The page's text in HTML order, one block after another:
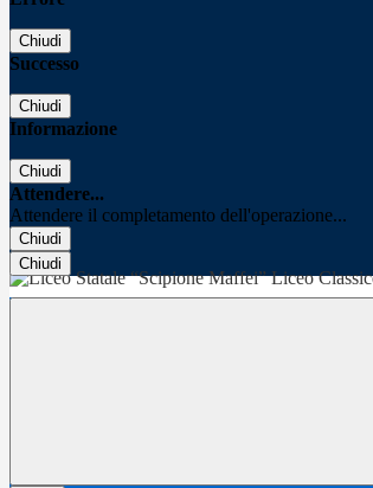
Chiudi
Successo
Chiudi
Informazione
Chiudi
Attendere...
Attendere il completamento dell'operazione...
Chiudi
Chiudi